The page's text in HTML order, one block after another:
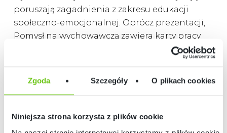
Zgoda Szczegóły O plikach cookies
Niniejsza strona korzysta z plików cookie
poruszają zagadnienia z zakresu edukacji
społeczno-emocjonalnej. Oprócz prezentacji,
Pomysł na wychowawczą zawiera karty pracy
dla uczniów, a także scenariusz zajęć i
programu w zasobach Moje Bambino –